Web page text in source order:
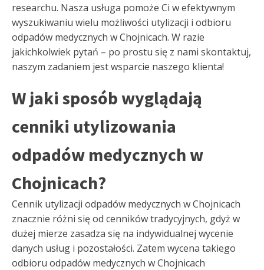
researchu. Nasza usługa pomoże Ci w efektywnym
wyszukiwaniu wielu możliwości utylizacji i odbioru
odpadów medycznych w Chojnicach. W razie
jakichkolwiek pytań – po prostu się z nami skontaktuj,
naszym zadaniem jest wsparcie naszego klienta!
W jaki sposób wyglądają
cenniki utylizowania
odpadów medycznych w
Chojnicach?
Cennik utylizacji odpadów medycznych w Chojnicach
znacznie różni się od cenników tradycyjnych, gdyż w
dużej mierze zasadza się na indywidualnej wycenie
danych usług i pozostałości. Zatem wycena takiego
odbioru odpadów medycznych w Chojnicach